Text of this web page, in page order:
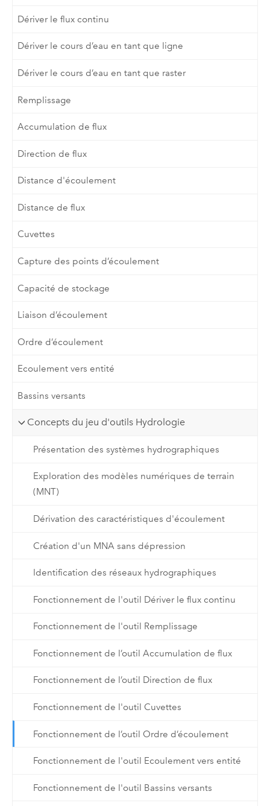
Dériver le flux continu
Dériver le cours d’eau en tant que ligne
Dériver le cours d’eau en tant que raster
Remplissage
Accumulation de flux
Direction de flux
Distance d'écoulement
Distance de flux
Cuvettes
Capture des points d’écoulement
Capacité de stockage
Liaison d’écoulement
Ordre d’écoulement
Ecoulement vers entité
Bassins versants
Concepts du jeu d'outils Hydrologie
Présentation des systèmes hydrographiques
Exploration des modèles numériques de terrain
(MNT)
Dérivation des caractéristiques d'écoulement
Création d'un MNA sans dépression
Identification des réseaux hydrographiques
Fonctionnement de l'outil Dériver le flux continu
Fonctionnement de l'outil Remplissage
Fonctionnement de l’outil Accumulation de flux
Fonctionnement de l’outil Direction de flux
Fonctionnement de l'outil Cuvettes
Fonctionnement de l’outil Ordre d’écoulement
Fonctionnement de l'outil Ecoulement vers entité
Fonctionnement de l'outil Bassins versants